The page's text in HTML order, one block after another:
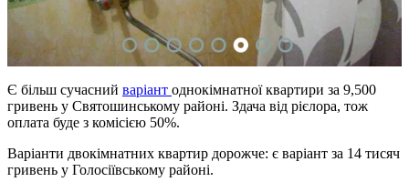
Є більш сучасний варіант однокімнатної квартири за 9,500
гривень у Святошинському районі. Здача від рієлора, тож
оплата буде з комісією 50%.
Варіанти двокімнатних квартир дорожче: є варіант за 14 тисяч
гривень у Голосіївському районі.